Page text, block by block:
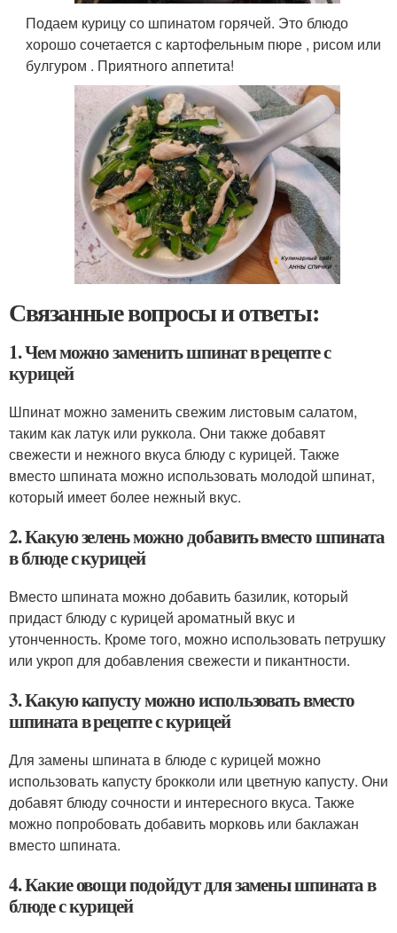
Подаем курицу со шпинатом горячей. Это блюдо
хорошо сочетается с картофельным пюре , рисом или
булгуром . Приятного аппетита!
Связанные вопросы и ответы:
1. Чем можно заменить шпинат в рецепте с
курицей
Шпинат можно заменить свежим листовым салатом,
таким как латук или руккола. Они также добавят
свежести и нежного вкуса блюду с курицей. Также
вместо шпината можно использовать молодой шпинат,
который имеет более нежный вкус.
2. Какую зелень можно добавить вместо шпината
в блюде с курицей
Вместо шпината можно добавить базилик, который
придаст блюду с курицей ароматный вкус и
утонченность. Кроме того, можно использовать петрушку
или укроп для добавления свежести и пикантности.
3. Какую капусту можно использовать вместо
шпината в рецепте с курицей
Для замены шпината в блюде с курицей можно
использовать капусту брокколи или цветную капусту. Они
добавят блюду сочности и интересного вкуса. Также
можно попробовать добавить морковь или баклажан
вместо шпината.
4. Какие овощи подойдут для замены шпината в
блюде с курицей